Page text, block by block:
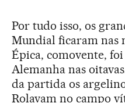
Por tudo isso, os
Mundial ficaram nas
Épica, comovente,
Alemanha nas
da partida os
Rolavam no campo